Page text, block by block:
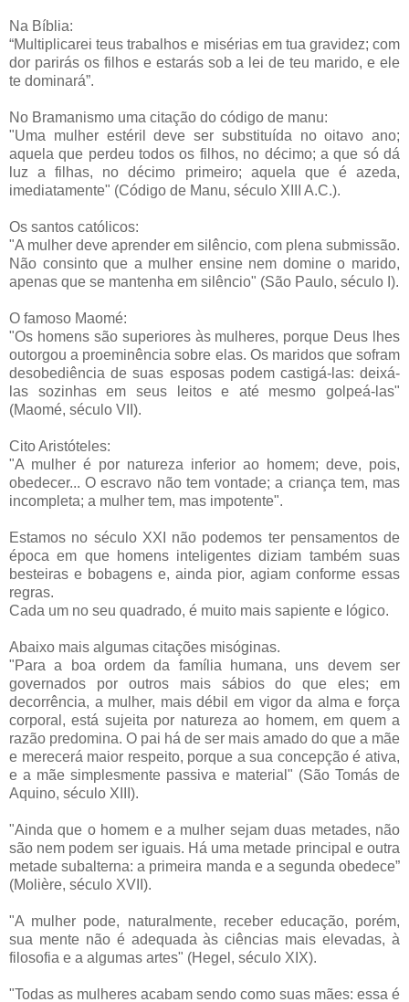
Na Bíblia:
“Multiplicarei teus trabalhos e misérias em tua gravidez; com
dor parirás os filhos e estarás sob a lei de teu marido, e ele
te dominará”.
No Bramanismo uma citação do código de manu:
"Uma mulher estéril deve ser substituída no oitavo ano;
aquela que perdeu todos os filhos, no décimo; a que só dá
luz a filhas, no décimo primeiro; aquela que é azeda,
imediatamente" (Código de Manu, século XIII A.C.).
Os santos católicos:
"A mulher deve aprender em silêncio, com plena submissão.
Não consinto que a mulher ensine nem domine o marido,
apenas que se mantenha em silêncio" (São Paulo, século I).
O famoso Maomé:
"Os homens são superiores às mulheres, porque Deus lhes
outorgou a proeminência sobre elas. Os maridos que sofram
desobediência de suas esposas podem castigá-las: deixá-
las sozinhas em seus leitos e até mesmo golpeá-las"
(Maomé, século VII).
Cito Aristóteles:
"A mulher é por natureza inferior ao homem; deve, pois,
obedecer... O escravo não tem vontade; a criança tem, mas
incompleta; a mulher tem, mas impotente".
Estamos no século XXI não podemos ter pensamentos de
época em que homens inteligentes diziam também suas
besteiras e bobagens e, ainda pior, agiam conforme essas
regras.
Cada um no seu quadrado, é muito mais sapiente e lógico.
Abaixo mais algumas citações misóginas.
"Para a boa ordem da família humana, uns devem ser
governados por outros mais sábios do que eles; em
decorrência, a mulher, mais débil em vigor da alma e força
corporal, está sujeita por natureza ao homem, em quem a
razão predomina. O pai há de ser mais amado do que a mãe
e merecerá maior respeito, porque a sua concepção é ativa,
e a mãe simplesmente passiva e material" (São Tomás de
Aquino, século XIII).
"Ainda que o homem e a mulher sejam duas metades, não
são nem podem ser iguais. Há uma metade principal e outra
metade subalterna: a primeira manda e a segunda obedece”
(Molière, século XVII).
"A mulher pode, naturalmente, receber educação, porém,
sua mente não é adequada às ciências mais elevadas, à
filosofia e a algumas artes" (Hegel, século XIX).
"Todas as mulheres acabam sendo como suas mães: essa é